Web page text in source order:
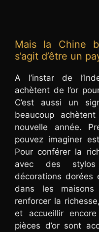
Mais la Chine
s’agit d’être un
A l’instar de
achètent de l’or
C’est aussi un
beaucoup
nouvelle année.
pouvez imaginer
Pour conférer la
avec des stylos
décorations dorées
dans les
renforcer la
et accueillir
pièces d’or sont